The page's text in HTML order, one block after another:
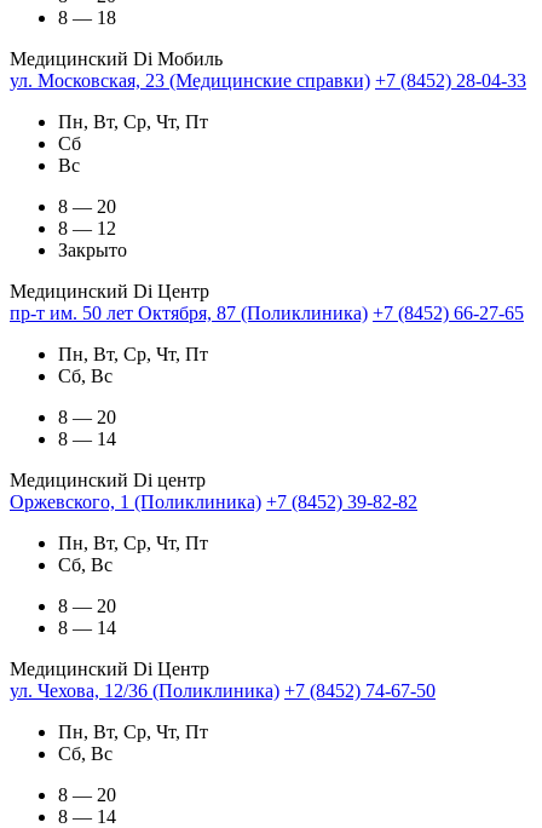
8 — 18
Медицинский Di Мобиль
ул. Московская, 23 (Медицинские справки) +7 (8452) 28-04-33
Пн, Вт, Ср, Чт, Пт
Сб
Вс
8 — 20
8 — 12
Закрыто
Медицинский Di Центр
пр-т им. 50 лет Октября, 87 (Поликлиника) +7 (8452) 66-27-65
Пн, Вт, Ср, Чт, Пт
Сб, Вс
8 — 20
8 — 14
Медицинский Di центр
Оржевского, 1 (Поликлиника) +7 (8452) 39-82-82
Пн, Вт, Ср, Чт, Пт
Сб, Вс
8 — 20
8 — 14
Медицинский Di Центр
ул. Чехова, 12/36 (Поликлиника) +7 (8452) 74-67-50
Пн, Вт, Ср, Чт, Пт
Сб, Вс
8 — 20
8 — 14